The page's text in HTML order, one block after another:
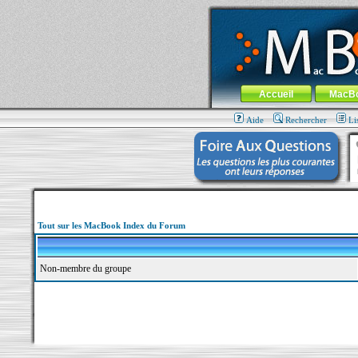
MacBook-fr.com : 100% Apple... 100%
Aller au contenu-Aller au menu
Menu général
Accueil
Aide Rechercher
Tout sur les MacBook Index du Forum
Non-membre du groupe